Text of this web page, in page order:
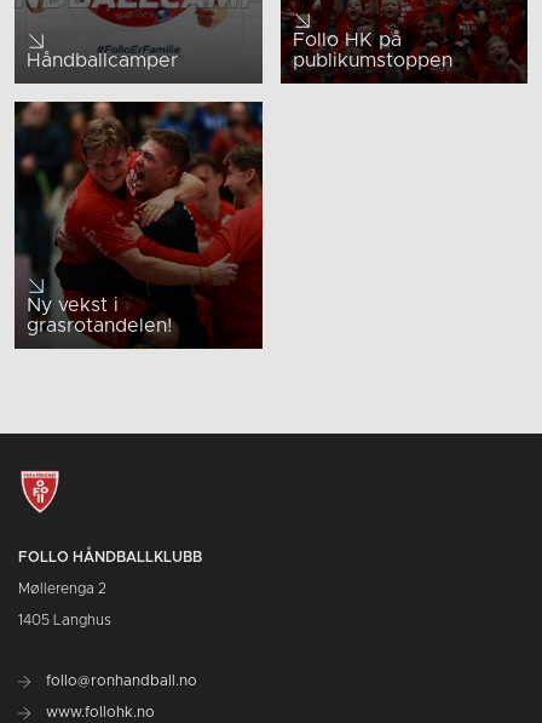
Håndballcamper
Follo HK på
publikumstoppen
Ny vekst i
grasrotandelen!
FOLLO HÅNDBALLKLUBB
Møllerenga 2
1405 Langhus
follo@ronhandball.no
www.follohk.no